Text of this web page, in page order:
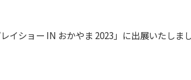
ショー IN おかやま 2023」に出展いたしまし